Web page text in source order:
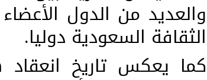
والعديد من الدول
الثقافة السعودية دوليا.
كما يعكس تاريخ